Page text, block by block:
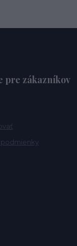
pre zákazníkov